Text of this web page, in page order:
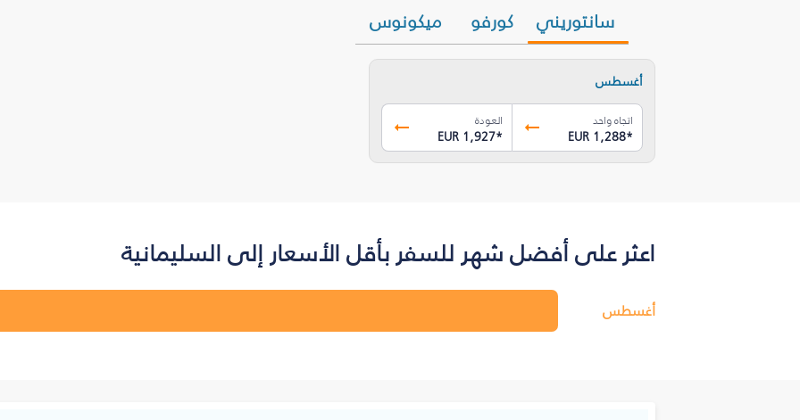
سانتوريني كورفو ميكونوس
أغسطس
اتجاه واحد
EUR 1,288*
العودة
EUR 1,927*
اعثر على أفضل شهر للسفر بأقل الأسعار إلى السليمانية‎
أغسطس